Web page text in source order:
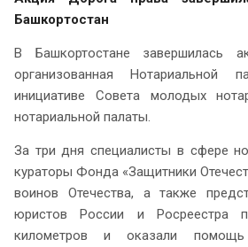
Башкортостан
В Башкортостане завершилась
организованная Нотариальной
инициативе Совета молодых
нотариальной палаты.
За три дня специалисты в сфере
кураторы Фонда «Защитники
воинов Отечества, а также
юристов России и Росреестра
километров и оказали